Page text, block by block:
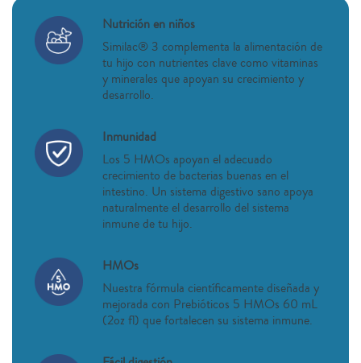
Nutrición en niños
Similac® 3 complementa la alimentación de
tu hijo con nutrientes clave como vitaminas
y minerales que apoyan su crecimiento y
desarrollo.
Inmunidad
Los 5 HMOs apoyan el adecuado
crecimiento de bacterias buenas en el
intestino. Un sistema digestivo sano apoya
naturalmente el desarrollo del sistema
inmune de tu hijo.
HMOs
Nuestra fórmula científicamente diseñada y
mejorada con Prebióticos 5 HMOs 60 mL
(2oz fl) que fortalecen su sistema inmune.